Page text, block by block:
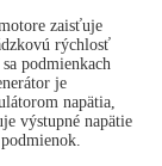
zaisťuje
rýchlosť
podmienkach
je
napätia,
výstupné napätie